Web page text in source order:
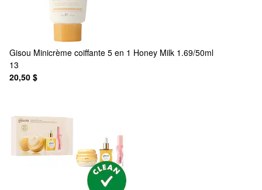
Gisou Minicrème coiffante 5 en 1 Honey Milk 1.69/50ml
13
20,50 $